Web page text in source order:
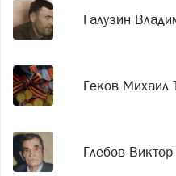
Галузин
Геков Михаил
Глебов